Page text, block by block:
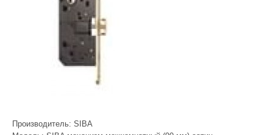
Производитель: SIBA